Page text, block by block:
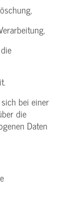
bei einer
die
Daten